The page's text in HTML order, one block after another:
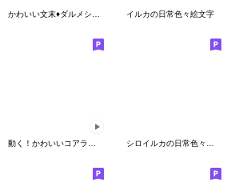
イルカの日常色々絵文字
動く！かわいいコアラ生活 シロイルカの日常色々絵文字